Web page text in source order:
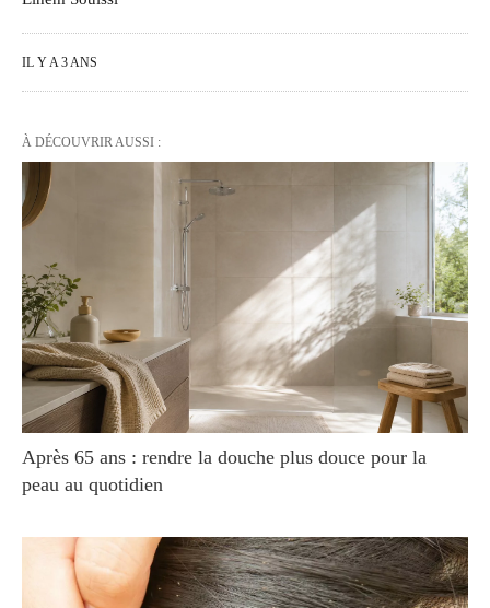
IL Y A 3 ANS
À DÉCOUVRIR AUSSI :
Après 65 ans : rendre la douche plus douce pour la
peau au quotidien